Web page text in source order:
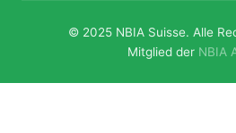
© 2025 NBIA Suisse. Alle
Mitglied der NBIA